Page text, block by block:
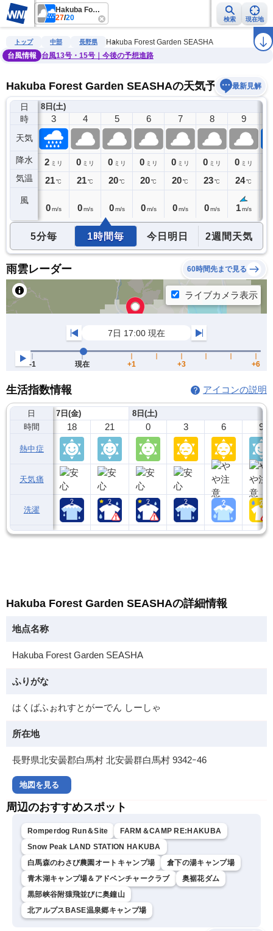
Hakuba Forest Garden SEASHA
27/20 検索 現在地
雨雲レーダー 台風情報 地震情報 警報・注意報 ラ
トップ 中部 長野県
Hakuba Forest Garden SEASHA
台風情報
台風13号・15号｜今後の予想進路
Hakuba Forest Garden SEASHAの天気予報 最新見解
日
時
天気
降水
気温
風
8日(土)
2
2ミリ
21℃
3
2 ミリ
21℃
0 m/s
4
0 ミリ
21℃
0 m/s
5
0 ミリ
20℃
0 m/s
6
0 ミリ
20℃
0 m/s
7
0 ミリ
20℃
0 m/s
8
0 ミリ
23℃
0 m/s
9
0 ミリ
24℃
1 m/s
5分毎 1時間毎 今日明日 2週間天気
雨雲レーダー 60時間先まで見る
生活指数情報 アイコンの説明
日
時間
熱中症
天気痛
洗濯
7日(金)
18 21
8日(土)
0 3 6 9
Hakuba Forest Garden SEASHAの詳細情報
地点名称
Hakuba Forest Garden SEASHA
ふりがな
はくばふぉれすとがーでん しーしゃ
所在地
長野県北安曇郡白馬村 北安曇群白馬村 9342ｰ46
地図を見る
周辺のおすすめスポット
Romperdog Run＆Site
FARM＆CAMP RE:HAKUBA
Snow Peak LAND STATION HAKUBA
白馬森のわさび農園オートキャンプ場
倉下の湯キャンプ場
青木湖キャンプ場＆アドベンチャークラブ
奥裾花ダム
黒部峡谷附猿飛並びに奥鐘山
北アルプスBASE温泉郷キャンプ場